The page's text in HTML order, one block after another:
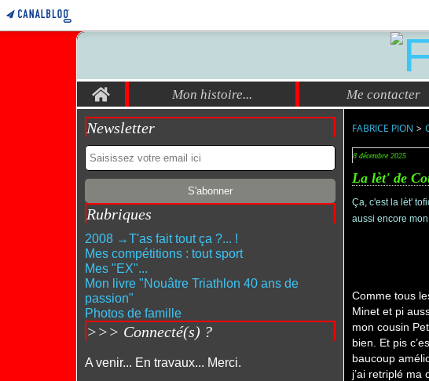
Home Mon histoire... Me contacter
Newsletter
Rubriques
2008 →T'as fait tout ça ?... !
Mes compétitions : tout sport
Mes "EX"...
Mon livre "Nouâtre Triathlon 40 ans de
passion"
Photos de famille
>>> Connecté(s) ?
A venir... En travaux... Merci.
FABRICE PION >
8 décembre 2025
La lèt' de
Ça, c'est la lèt'
aussi encore
Comme tous
Minet et pi
mon cousin
bien. Et pis
baucoup
j’ai retriplé ma